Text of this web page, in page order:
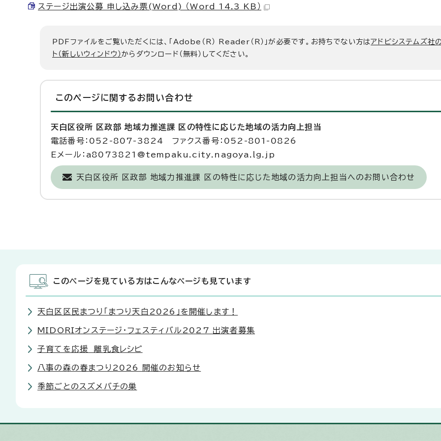
ステージ出演公募 申し込み票(Word) （Word 14.3 KB）
PDFファイルをご覧いただくには、「Adobe（R） Reader（R）」が必要です。お持ちでない方はアドビシステムズ社
ト（新しいウィンドウ）からダウンロード（無料）してください。
このページに関する お問い合わせ
天白区役所 区政部 地域力推進課 区の特性に応じた地域の活力向上担当
電話番号：052-807-3824 ファクス番号：052-801-0826
Eメール：a8073821@tempaku.city.nagoya.lg.jp
天白区役所 区政部 地域力推進課 区の特性に応じた地域の活力向上担当へのお問い合わせ
このページを見ている方はこんなページも見ています
天白区区民まつり「まつり天白2026」を開催します！
MIDORIオンステージ・フェスティバル2027 出演者募集
子育てを応援 離乳食レシピ
八事の森の春まつり2026 開催のお知らせ
季節ごとのスズメバチの巣